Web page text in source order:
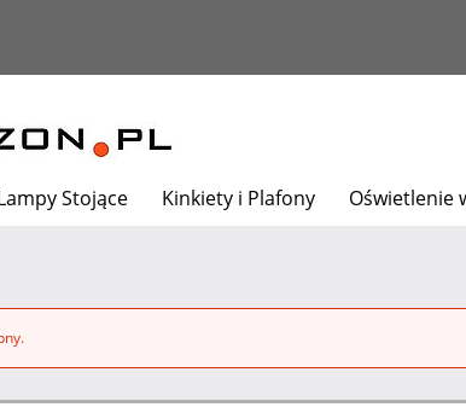
Stojące Kinkiety i Plafony Oświetlenie